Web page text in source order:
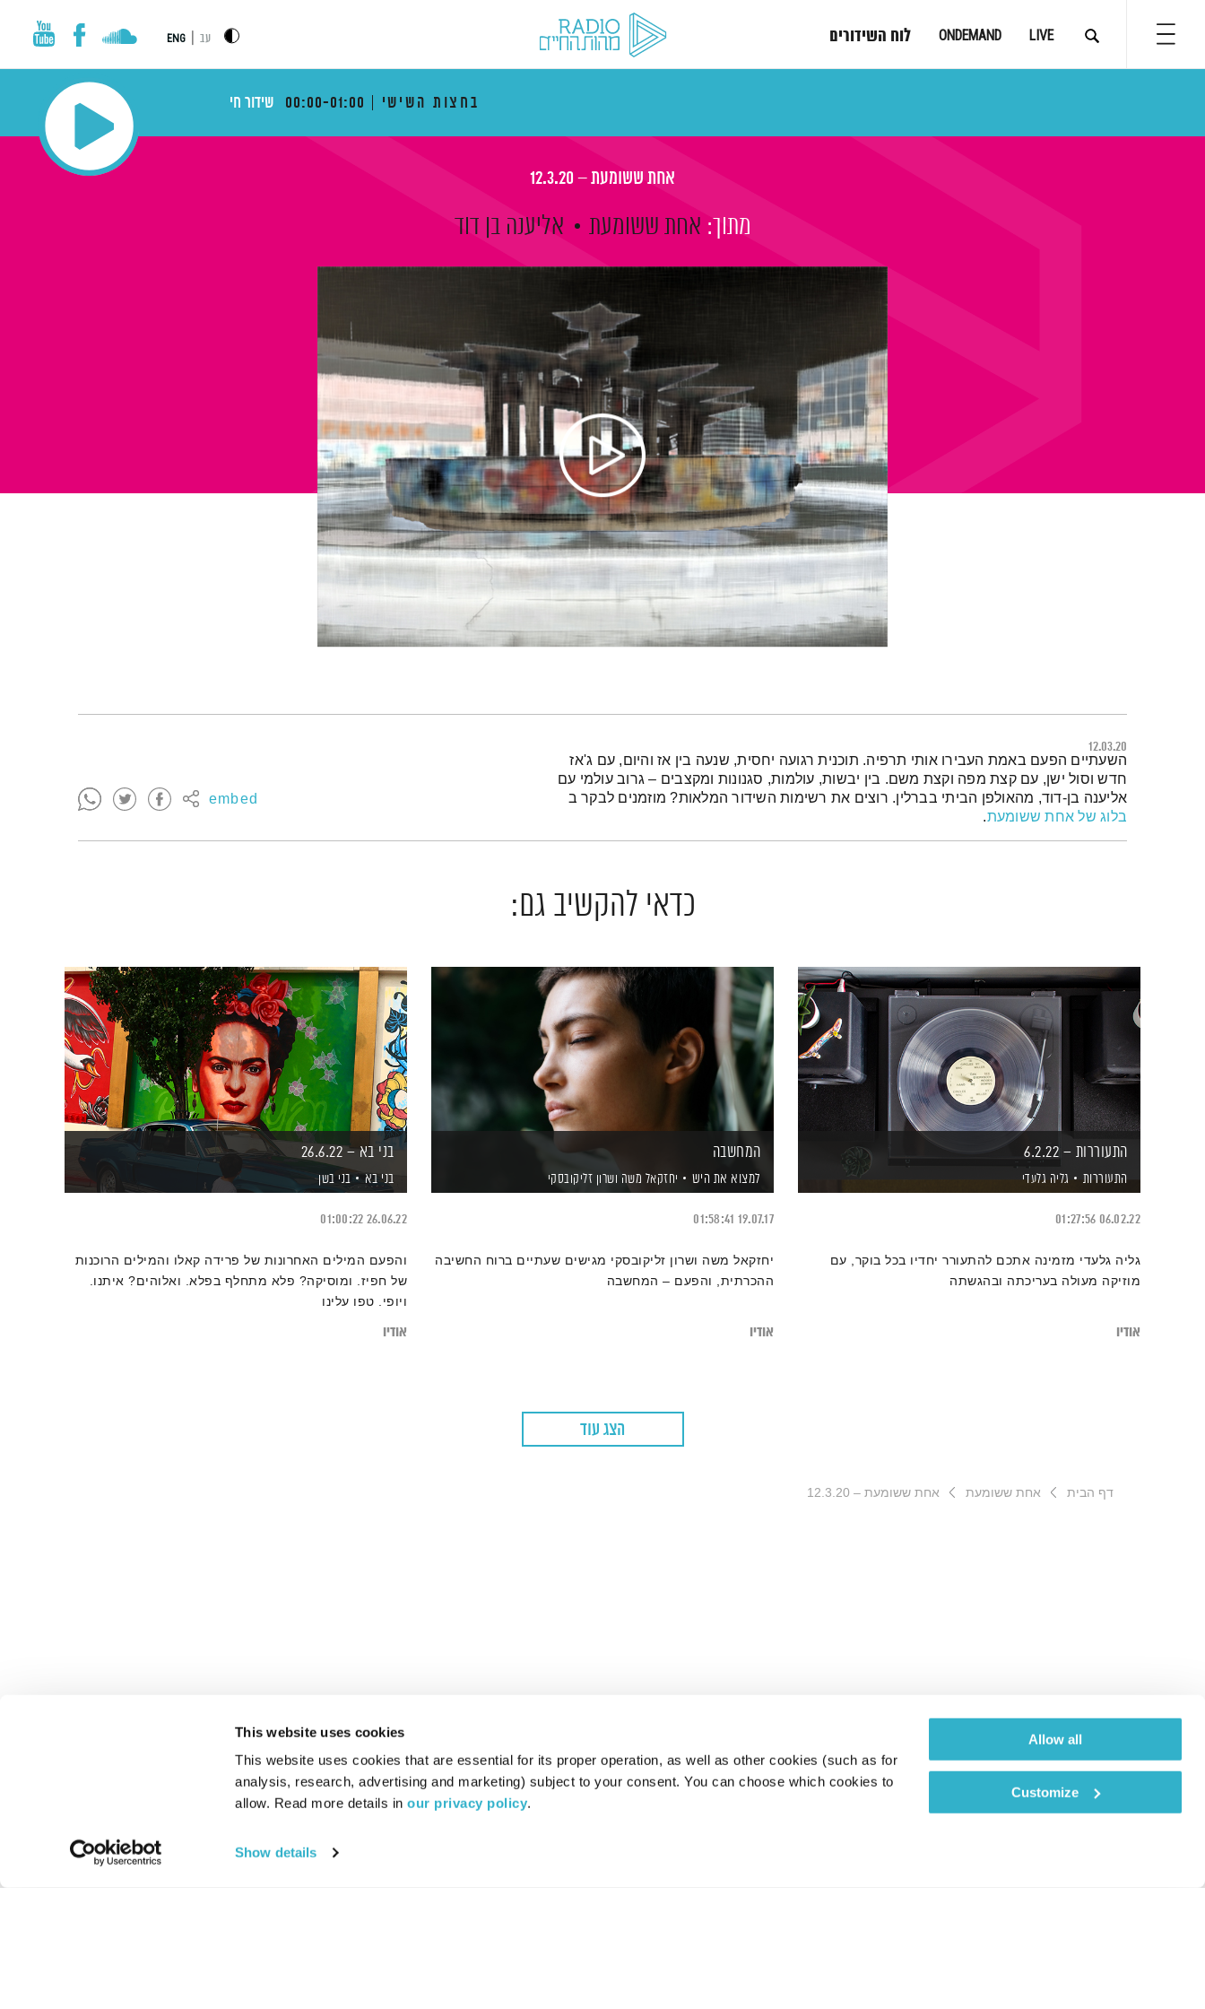
This website uses cookies
This website uses cookies that are essential for its proper operation, as well as other cookies (such as for
analysis, research, advertising and marketing) subject to your consent. You can choose which cookies to
allow. Read more details in our privacy policy.
Show details
Allow all
Customize
LIVE
ONDEMAND לוח השידורים עב ENG
בחצות השישי 00:00-01:00 שידור חי
אחת ששומעת – 12.3.20
מתוך: אחת ששומעת אליענה בן דוד
12.03.20
embed
תמצית הפודקאסט
השעתיים הפעם באמת העבירו אותי תרפיה. תוכנית רגועה יחסית, שנעה בין אז והיום, עם ג'אז
חדש וסול ישן, עם קצת מפה וקצת משם. בין יבשות, עולמות, סגנונות ומקצבים – גרוב עולמי עם
אליענה בן-דוד, מהאולפן הביתי בברלין. רוצים את רשימות השידור המלאות? מוזמנים לבקר ב
בלוג של אחת ששומעת.
כדאי להקשיב גם:
התעוררות – 6.2.22
התעוררות גליה גלעדי
06.02.22
01:27:56
גליה גלעדי מזמינה אתכם להתעורר יחדיו בכל בוקר, עם
מוזיקה מעולה בעריכתה ובהגשתה
אודיו
המחשבה
למצוא את היש יחזקאל משה ושרון זליקובסקי
19.07.17
01:58:41
יחזקאל משה ושרון זליקובסקי מגישים שעתיים ברוח החשיבה
ההכרתית, והפעם – המחשבה
אודיו
בני בא – 26.6.22
בני בא בני בשן
26.06.22
01:00:22
והפעם המילים האחרונות של פרידה קאלו והמילים הרוכנות
של חפיז. ומוסיקה? פלא מתחלף בפלא. ואלוהים? איתנו.
ויופי. טפו עלינו
אודיו
הצג עוד
דף הבית אחת ששומעת אחת ששומעת – 12.3.20